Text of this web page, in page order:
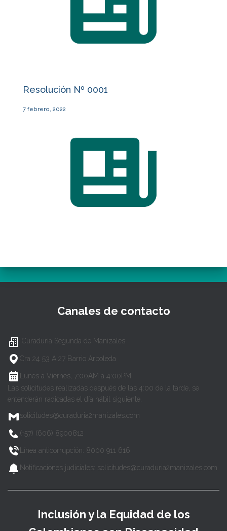
Resolución Nº 0001
7 febrero, 2022
Canales de contacto
Curaduría Segunda de Manizales
Cra 24 53 A 27 Barrio Arboleda
Lunes a Viernes, 7:00AM a 4:00PM
Las solicitudes realizadas después de las 4:00 de la tarde, se
entenderán radicadas el día hábil siguiente.
solicitudes@curaduria2manizales.com
(+57) (606) 8900812
Línea anticorrupción: 8000 911 616
Notificaciones judiciales: solicitudes@curaduria2manizales.com
Inclusión y la Equidad de los